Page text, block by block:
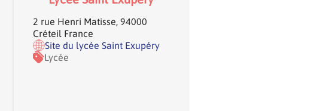
2 rue Henri Matisse, 94000
Créteil France
Site du lycée Saint Exupéry
Lycée